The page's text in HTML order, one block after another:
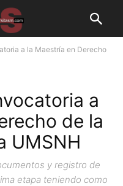
a la Maestría en Derecho
a
de la
UMSNH
y registro de
etapa teniendo como